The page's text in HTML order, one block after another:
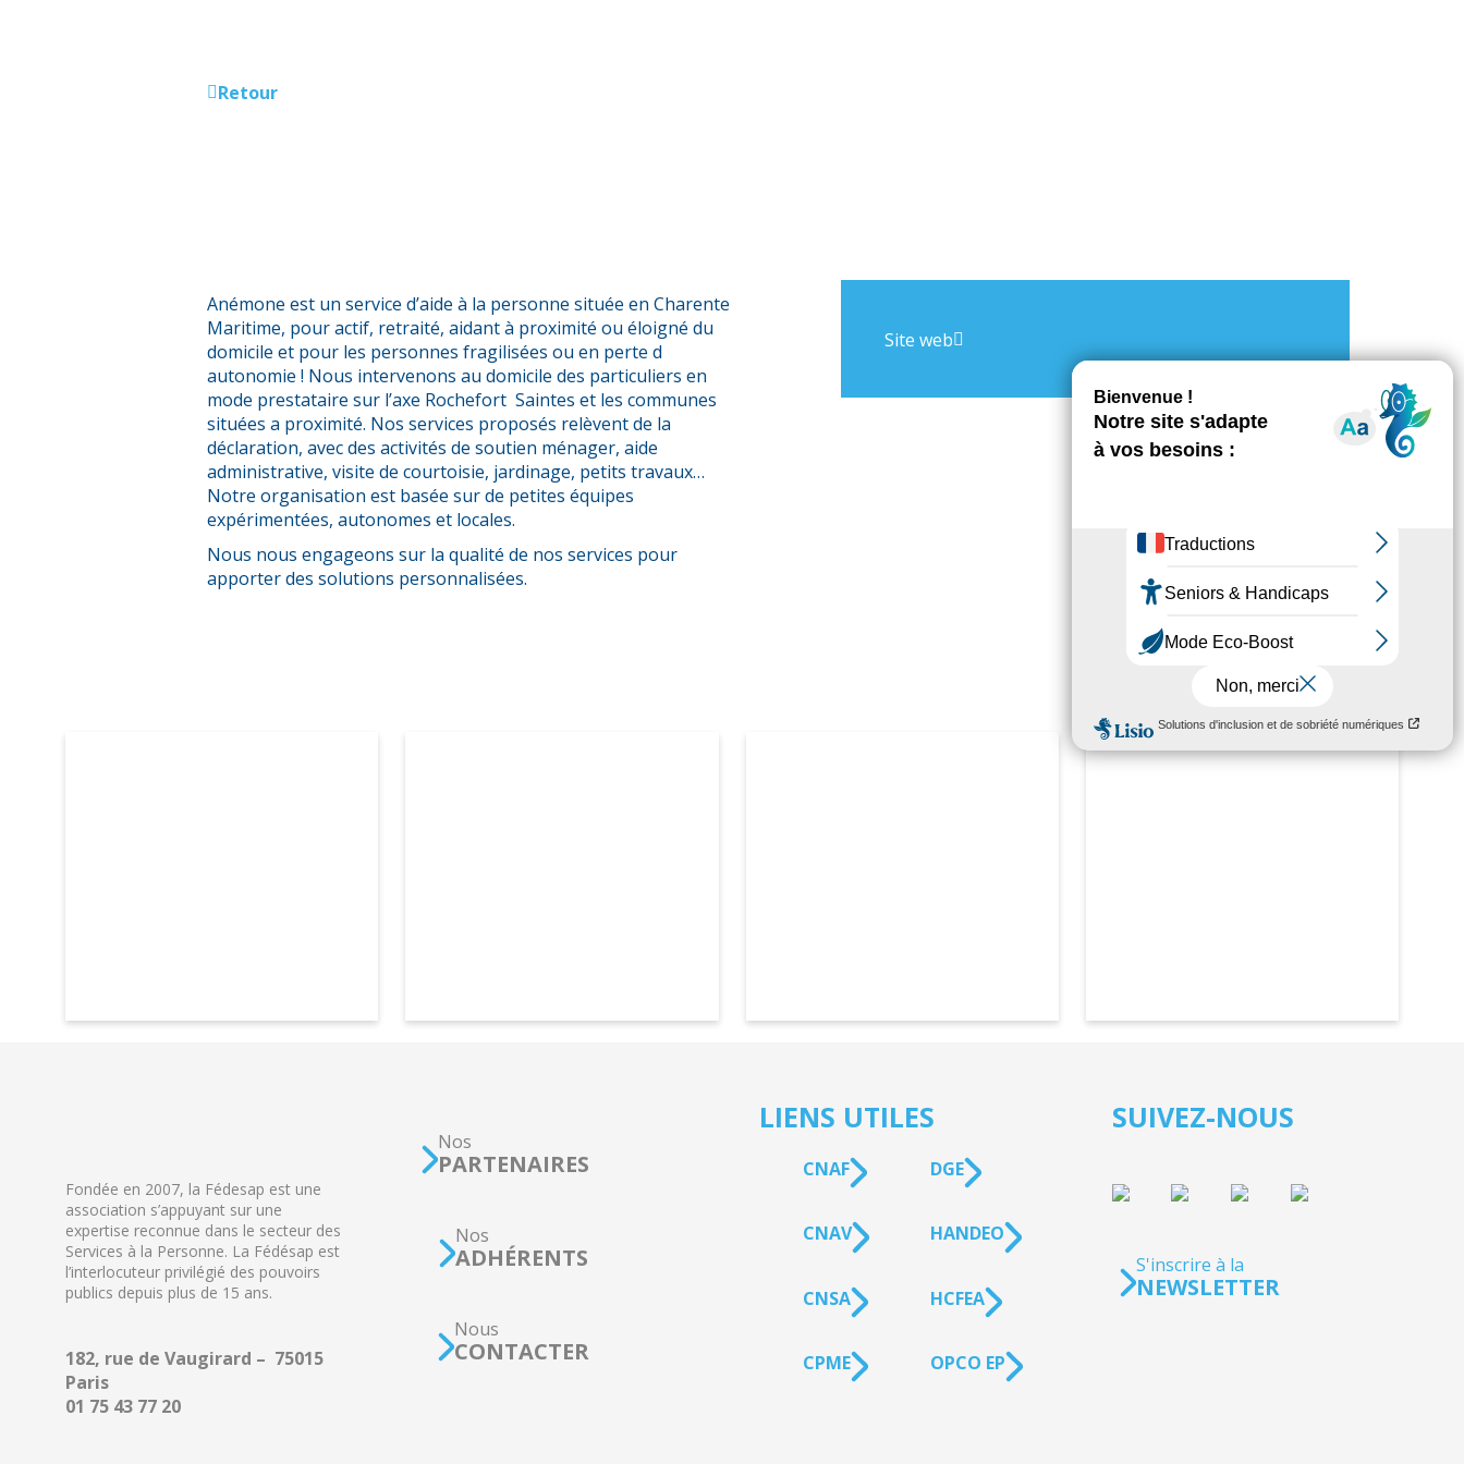
Retour
Anémone est un service d’aide à la personne située en Charente
Maritime, pour actif, retraité, aidant à proximité ou éloigné du
domicile et pour les personnes fragilisées ou en perte d
autonomie ! Nous intervenons au domicile des particuliers en
mode prestataire sur l’axe Rochefort Saintes et les communes
situées a proximité. Nos services proposés relèvent de la
déclaration, avec des activités de soutien ménager, aide
administrative, visite de courtoisie, jardinage, petits travaux…
Notre organisation est basée sur de petites équipes
expérimentées, autonomes et locales.
Nous nous engageons sur la qualité de nos services pour
apporter des solutions personnalisées.
Site web
Fondée en 2007, la Fédesap est une
association s’appuyant sur une
expertise reconnue dans le secteur des
Services à la Personne. La Fédésap est
l’interlocuteur privilégié des pouvoirs
publics depuis plus de 15 ans.
182, rue de Vaugirard – 75015
Paris
01 75 43 77 20
Nos
PARTENAIRES
Nos
ADHÉRENTS
Nous
CONTACTER
LIENS UTILES
CNAF
CNAV
CNSA
CPME
DGE
HANDEO
HCFEA
OPCO EP
SUIVEZ-NOUS
S'inscrire à la
NEWSLETTER